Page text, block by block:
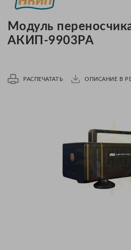
Модуль
АКИП-9903PA
РАСПЕЧАТАТЬ ОПИСАНИЕ В